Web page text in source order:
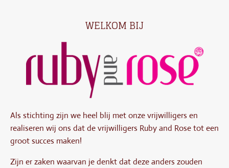
WELKOM BIJ
Als stichting zijn we heel blij met onze vrijwilligers en
realiseren wij ons dat de vrijwilligers Ruby and Rose tot een
groot succes maken!
Zijn er zaken waarvan je denkt dat deze anders zouden